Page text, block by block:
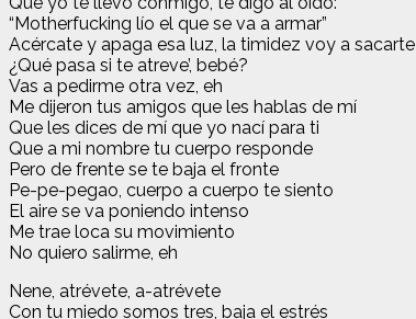
“Motherfucking lío el que se va a armar”
Acércate y apaga esa luz, la timidez voy a sacarte
¿Qué pasa si te atreve’, bebé?
Vas a pedirme otra vez, eh
Me dijeron tus amigos que les hablas de mí
Que les dices de mí que yo nací para ti
Que a mi nombre tu cuerpo responde
Pero de frente se te baja el fronte
Pe-pe-pegao, cuerpo a cuerpo te siento
El aire se va poniendo intenso
Me trae loca su movimiento
No quiero salirme, eh
Nene, atrévete, a-atrévete
Con tu miedo somos tres, baja el estrés